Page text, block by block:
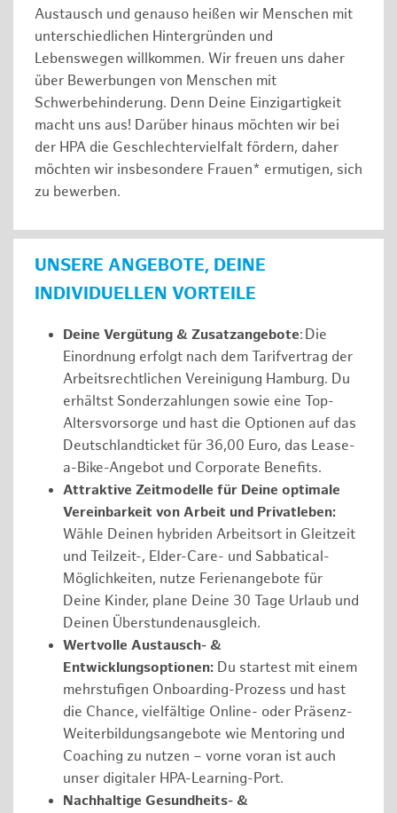
Austausch und genauso heißen wir Menschen mit
unterschiedlichen Hintergründen und
Lebenswegen willkommen. Wir freuen uns daher
über Bewerbungen von Menschen mit
Schwerbehinderung. Denn Deine Einzigartigkeit
macht uns aus! Darüber hinaus möchten wir bei
der HPA die Geschlechtervielfalt fördern, daher
möchten wir insbesondere Frauen* ermutigen, sich
zu bewerben.
UNSERE ANGEBOTE, DEINE
INDIVIDUELLEN VORTEILE
Deine Vergütung & Zusatzangebote: Die
Einordnung erfolgt nach dem Tarifvertrag der
Arbeitsrechtlichen Vereinigung Hamburg. Du
erhältst Sonderzahlungen sowie eine Top-
Altersvorsorge und hast die Optionen auf das
Deutschlandticket für 36,00 Euro, das Lease-
a-Bike-Angebot und Corporate Benefits.
Attraktive Zeitmodelle für Deine optimale
Vereinbarkeit von Arbeit und Privatleben:
Wähle Deinen hybriden Arbeitsort in Gleitzeit
und Teilzeit-, Elder-Care- und Sabbatical-
Möglichkeiten, nutze Ferienangebote für
Deine Kinder, plane Deine 30 Tage Urlaub und
Deinen Überstundenausgleich.
Wertvolle Austausch- &
Entwicklungsoptionen: Du startest mit einem
mehrstufigen Onboarding-Prozess und hast
die Chance, vielfältige Online- oder Präsenz-
Weiterbildungsangebote wie Mentoring und
Coaching zu nutzen – vorne voran ist auch
unser digitaler HPA-Learning-Port.
Nachhaltige Gesundheits- &